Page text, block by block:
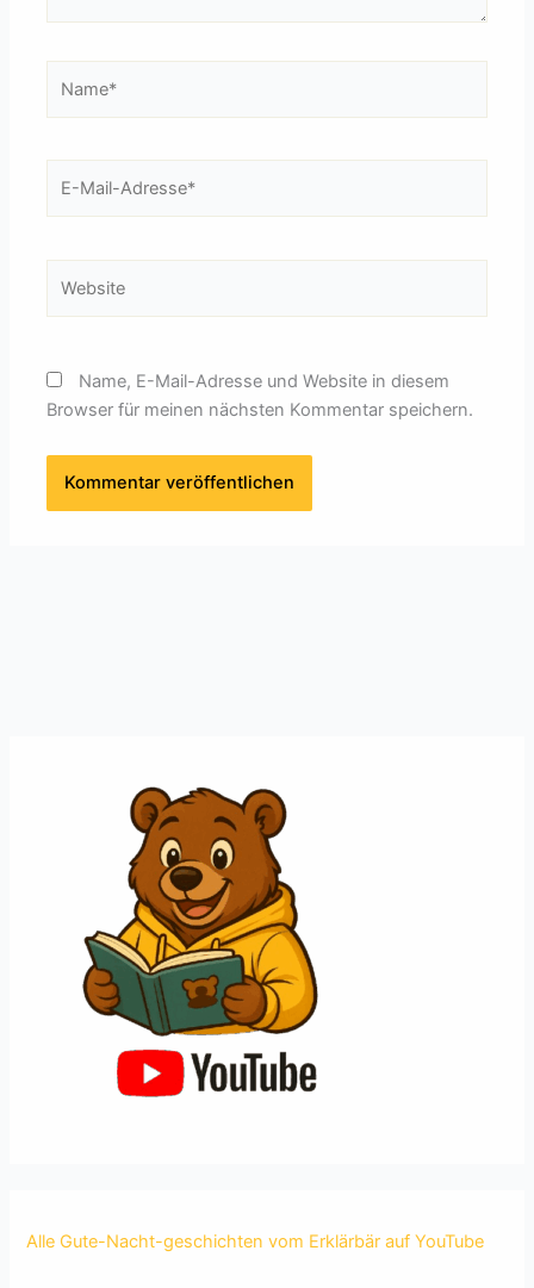
Mail-
Name, E-Mail-Adresse und Website in diesem
Browser für meinen nächsten Kommentar speichern.
Alle Gute-Nacht-geschichten vom Erklärbär auf YouTube